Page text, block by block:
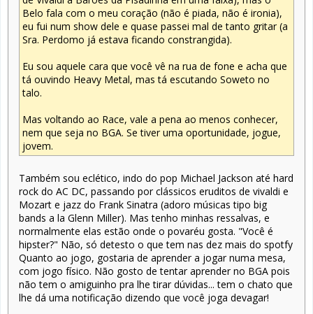
Belo fala com o meu coração (não é piada, não é ironia),
eu fui num show dele e quase passei mal de tanto gritar (a
Sra. Perdomo já estava ficando constrangida).
Eu sou aquele cara que você vê na rua de fone e acha que
tá ouvindo Heavy Metal, mas tá escutando Soweto no
talo.
Mas voltando ao Race, vale a pena ao menos conhecer,
nem que seja no BGA. Se tiver uma oportunidade, jogue,
jovem.
Também sou eclético, indo do pop Michael Jackson até hard
rock do AC DC, passando por clássicos eruditos de vivaldi e
Mozart e jazz do Frank Sinatra (adoro músicas tipo big
bands a la Glenn Miller). Mas tenho minhas ressalvas, e
normalmente elas estão onde o povaréu gosta. "Você é
hipster?" Não, só detesto o que tem nas dez mais do spotfy
Quanto ao jogo, gostaria de aprender a jogar numa mesa,
com jogo físico. Não gosto de tentar aprender no BGA pois
não tem o amiguinho pra lhe tirar dúvidas... tem o chato que
lhe dá uma notificação dizendo que você joga devagar!